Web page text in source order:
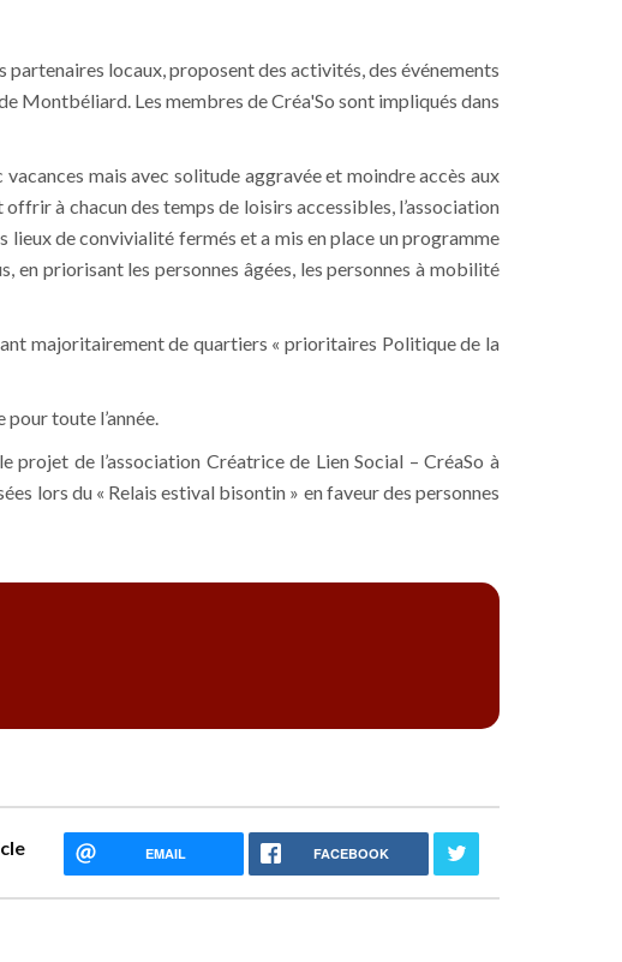
partenaires locaux, proposent des activités, des événements
Montbéliard. Les membres de Créa'So sont impliqués dans
mais avec solitude aggravée et moindre accès aux
à chacun des temps de loisirs accessibles, l’association
lieux de convivialité fermés et a mis en place un programme
en priorisant les personnes âgées, les personnes à mobilité
majoritairement de quartiers « prioritaires Politique de la
toute l’année.
de l’association Créatrice de Lien Social – CréaSo à
lors du « Relais estival bisontin » en faveur des personnes
EMAIL FACEBOOK